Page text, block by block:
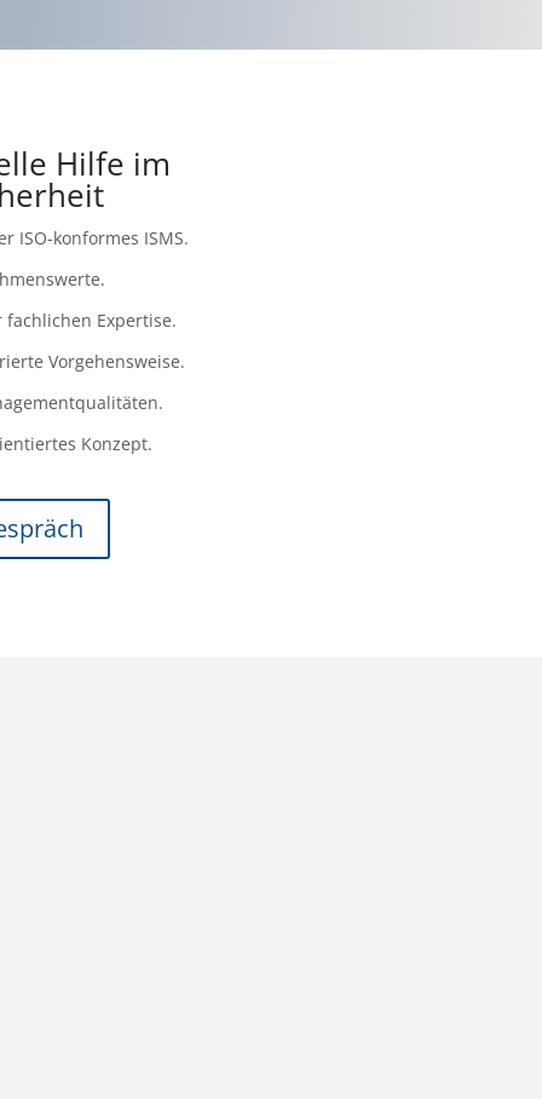
Hilfe im
ISO-konformes ISMS.
Expertise.
Vorgehensweise.
Konzept.